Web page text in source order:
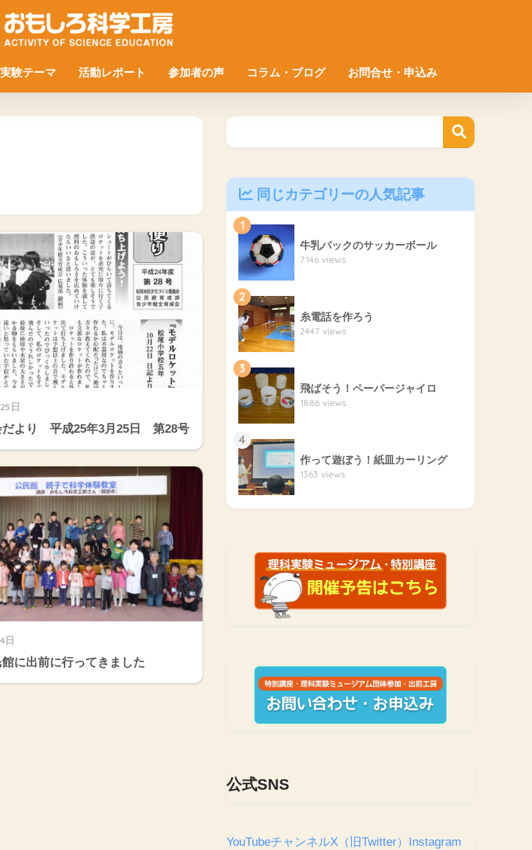
実験テーマ 活動レポート 参加者の声 コラム・ブログ お問合せ・申込み
日
だより 平成25年3月25日 第28号
日
に出前に行ってきました
同じカテゴリーの人気記事
1
牛乳パックのサッカーボール
7146 views
2
糸電話を作ろう
2447 views
3
飛ばそう！ペーパージャイロ
1886 views
4
作って遊ぼう！紙皿カーリング
1363 views
公式SNS
YouTubeチャンネルX（旧Twitter） Instagram